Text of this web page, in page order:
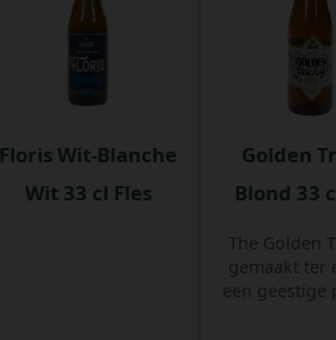
Floris Wit-Blanche
Wit 33 cl Fles
Golden
Blond 33
The Golden
gemaakt ter
een geestige